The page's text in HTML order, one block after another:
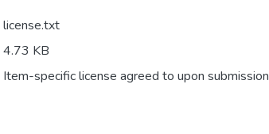
license.txt
4.73 KB
Item-specific license agreed to upon submission